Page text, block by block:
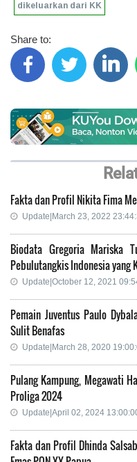
dikeluarkan dari KK
Share to:
Fakta dan Profil Nikita Fima
Update|March 23, 2022
Biodata Gregoria Mariska
Pebulutangkis Indonesia yang
Update|October 12, 2021
Pemain Juventus Paulo
Sulit Benafas
Update|March 28, 2020
Pulang Kampung, Megawati
Proliga 2024
Update|April 02, 2024
Fakta dan Profil Dhinda